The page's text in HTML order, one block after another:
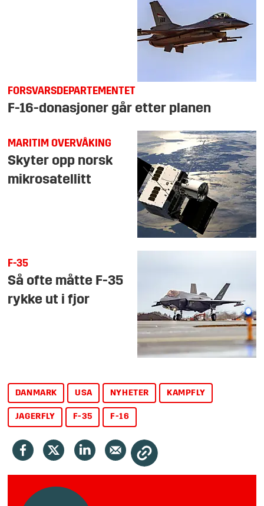
FORSVARSDEPARTEMENTET
F-16-donasjoner går etter planen
MARITIM OVERVÅKING
Skyter opp norsk
mikrosatellitt
F-35
Så ofte måtte F-35
rykke ut i fjor
DANMARK USA NYHETER KAMPFLY
JAGERFLY F-35 F-16